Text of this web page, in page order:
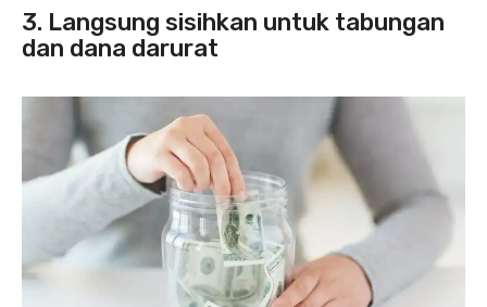
3. Langsung sisihkan untuk tabungan
dan dana darurat